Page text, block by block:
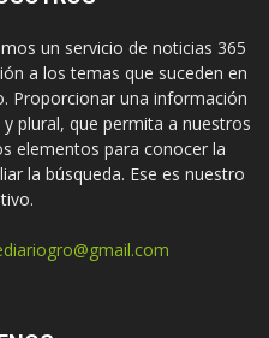
un servicio de noticias 365
a los temas que suceden en
Proporcionar una información
plural, que permita a nuestros
elementos para conocer la
la búsqueda. Ese es nuestro